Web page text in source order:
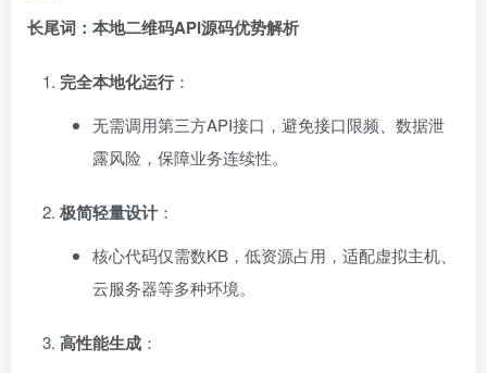
长尾词：本地二维码API源码优势解析
完全本地化运行：
无需调用第三方API接口，避免接口限频、数据泄
露风险，保障业务连续性。
极简轻量设计：
核心代码仅需数KB，低资源占用，适配虚拟主机、
云服务器等多种环境。
高性能生成 ：